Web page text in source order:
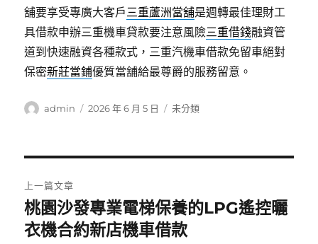
舖要享受專廣大客戶三重蘆洲當舖是週轉最佳理財工
具借款申辦三重機車貸款要注意風險三重借錢融資管
道到快速融資各種款式，三重汽機車借款免留車絕對
保密新莊當鋪優質當舖給最尊爵的服務留意。
作
admin
發
2026 年 6 月 5 日
分
未分類
章
導
上一篇文章
上
一
桃園沙發專業電梯保養的LPG遙控曬
衣機合約新店機車借款